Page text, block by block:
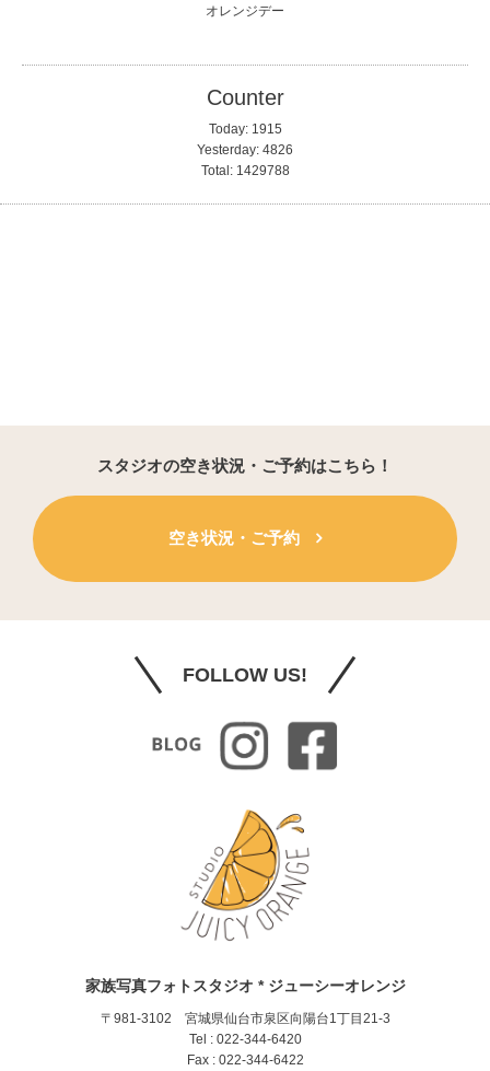
オレンジデー
Counter
Today: 1915
Yesterday: 4826
Total: 1429788
スタジオの空き状況・ご予約はこちら！
空き状況・ご予約
FOLLOW US!
家族写真フォトスタジオ * ジューシーオレンジ
〒981-3102 宮城県仙台市泉区向陽台1丁目21-3
Tel : 022-344-6420
Fax : 022-344-6422